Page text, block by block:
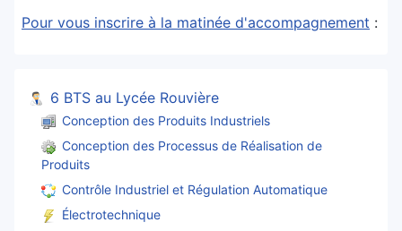
Pour vous inscrire à la matinée d'accompagnement :
6 BTS au Lycée Rouvière
Conception des Produits Industriels
Conception des Processus de Réalisation de
Produits
Contrôle Industriel et Régulation Automatique
Électrotechnique